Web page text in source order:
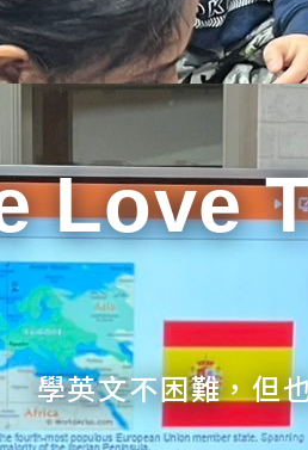
Love
學英文不困難，但